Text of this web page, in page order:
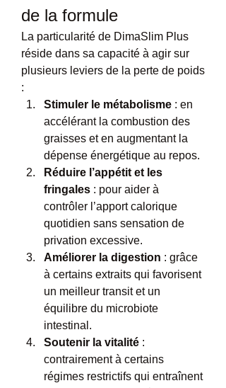
de la formule
La particularité de DimaSlim Plus
réside dans sa capacité à agir sur
plusieurs leviers de la perte de poids
:
Stimuler le métabolisme : en
accélérant la combustion des
graisses et en augmentant la
dépense énergétique au repos.
Réduire l’appétit et les
fringales : pour aider à
contrôler l’apport calorique
quotidien sans sensation de
privation excessive.
Améliorer la digestion : grâce
à certains extraits qui favorisent
un meilleur transit et un
équilibre du microbiote
intestinal.
Soutenir la vitalité :
contrairement à certains
régimes restrictifs qui entraînent